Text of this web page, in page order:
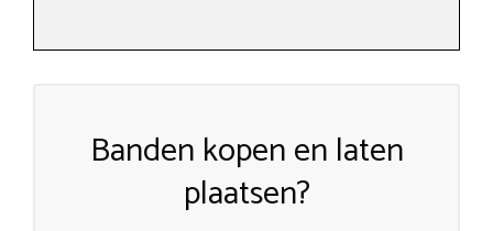
Banden kopen en laten
plaatsen?